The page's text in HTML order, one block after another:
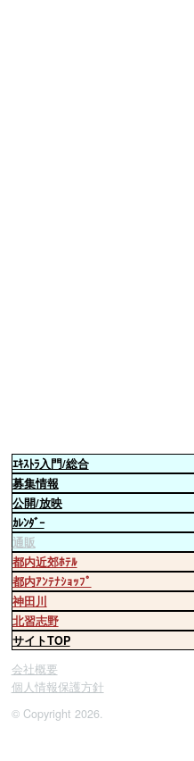
ｴｷｽﾄﾗ入門/総合
募集情報
公開/放映
ｶﾚﾝﾀﾞｰ
通販
都内近郊ﾎﾃﾙ
都内ｱﾝﾃﾅｼｮｯﾌﾟ
神田川
北習志野
サイトTOP
会社概要
個人情報保護方針
© Copyright 2026.